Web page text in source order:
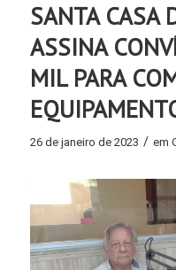
SANTA CASA
ASSINA
MIL PARA
26 de janeiro de 2023 / em